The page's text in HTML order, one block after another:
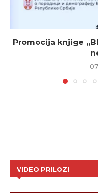
Promocija knjige
VIDEO PRILOZI